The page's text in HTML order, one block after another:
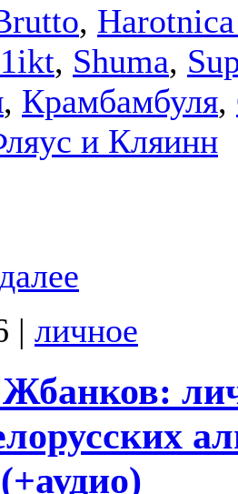
,
, Shuma,
, Крамбамбуля,
и Кляинн
| личное